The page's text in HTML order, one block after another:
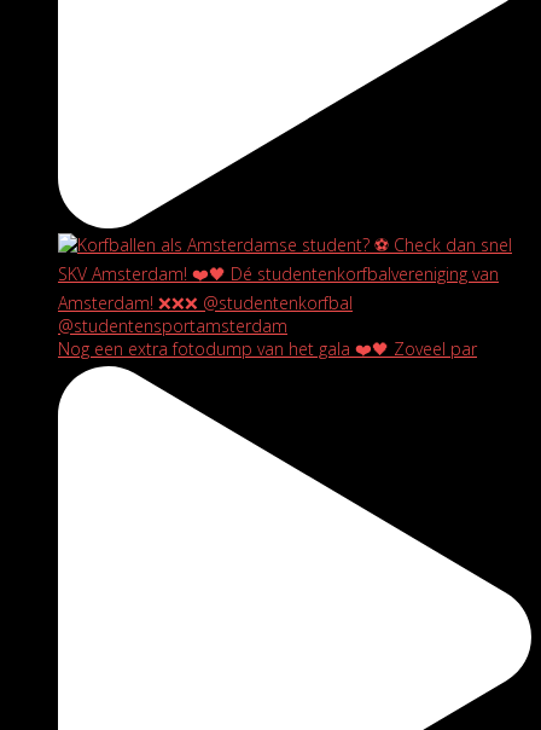
Nog een extra fotodump van het gala ❤️🖤 Zoveel par